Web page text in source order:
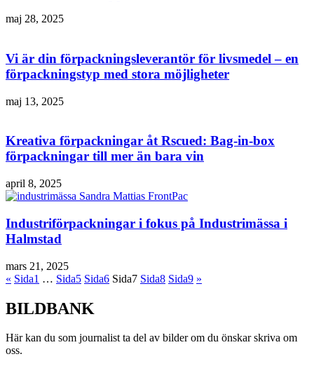
maj 28, 2025
Vi är din förpackningsleverantör för livsmedel – en
förpackningstyp med stora möjligheter
maj 13, 2025
Kreativa förpackningar åt Rscued: Bag-in-box
förpackningar till mer än bara vin
april 8, 2025
Industriförpackningar i fokus på Industrimässa i
Halmstad
mars 21, 2025
« Sida1 … Sida5 Sida6 Sida7 Sida8 Sida9 »
BILDBANK
Här kan du som journalist ta del av bilder om du önskar skriva om
oss.